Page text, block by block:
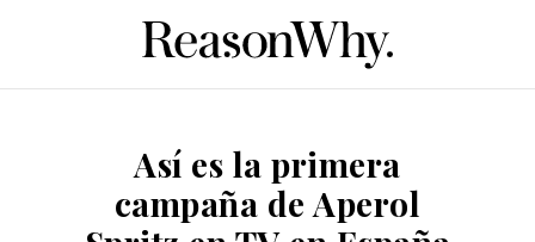
Así es la primera
campaña de Aperol